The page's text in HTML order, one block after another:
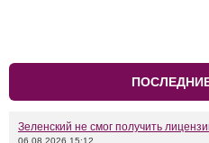
Зеленский не смог получить
06.08.2026 15:12